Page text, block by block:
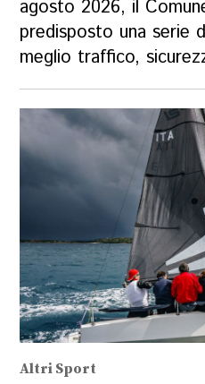
agosto 2026, il
predisposto una serie
meglio traffico,
Altri Sport